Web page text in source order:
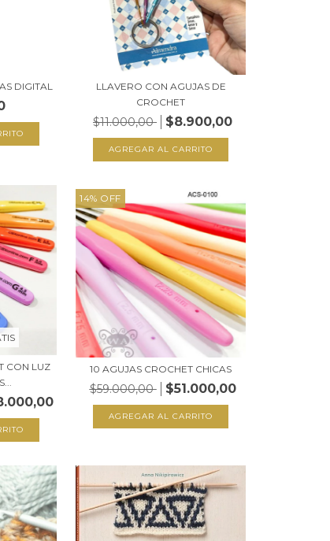
DIGITAL
LLAVERO CON AGUJAS DE
CROCHET
$11.000,00 $8.900,00
CON LUZ
14% OFF
10 AGUJAS CROCHET CHICAS
$59.000,00 $51.000,00